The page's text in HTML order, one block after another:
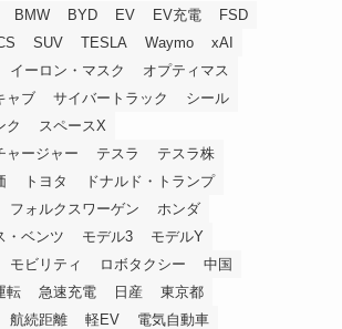
BMW BYD EV EV充電
FSD
SUV TESLA Waymo
xAI
イーロン・マスク
オプティマス
ャブ
サイバートラック
シール
ク
スペースX
ャージャー
テスラ
テスラ株
トヨタ
ドナルド・トランプ
フォルクスワーゲン
ホンダ
・ベンツ
モデル3
モデルY
モビリティ ロボタクシー
中国
転
急速充電 日産
東京都
航続距離 軽EV 電気自動車